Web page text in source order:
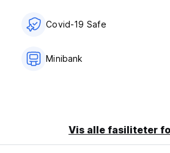
Covid-19 Safe
Minibank
Vis alle fasiliteter